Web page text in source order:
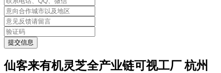
提交信息
仙客来有机灵芝全产业链可视工厂 杭州